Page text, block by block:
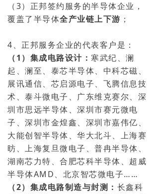
（3）正邦签约服务的半导体企业，
覆盖了半导体全产业链上下游 ；
4、正邦服务企业的代表客户是：
（1）集成电路设计： 寒武纪、澜
起、澜至、泰芯半导体、 中科芯磁、
展讯通信、芯启源电子、飞腾信息技
术、泰斗微电子、广东维克赛尔、深
圳市思远半导体、深圳市赛元微电
子、深圳市金煌鑫、深圳市嘉伟亿、
大能创智半导体、华大北斗、上海赛
昉、上海复旦微电子、普冉半导体、
湖南芯力特、合肥芯科半导体、超威
半导体AMD、北京智芯微电子……
（2）集成电路制造与封测： 长鑫科